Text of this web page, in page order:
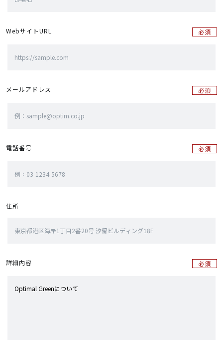
WebサイトURL 必須
メールアドレス 必須
電話番号 必須
住所
詳細内容 必須